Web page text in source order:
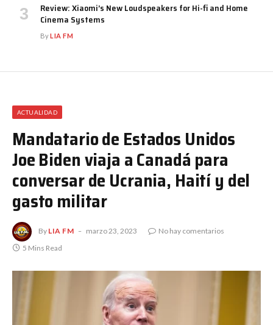
Review: Xiaomi’s New Loudspeakers for Hi-fi and Home
Cinema Systems
ByLIA FM
ACTUALIDAD
Mandatario de Estados Unidos
Joe Biden viaja a Canadá para
conversar de Ucrania, Haití y del
gasto militar
By LIA FM marzo 23, 2023
No hay comentarios
5 Mins Read